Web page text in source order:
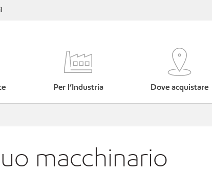
Per l’Industria Dove acquistare
macchinario